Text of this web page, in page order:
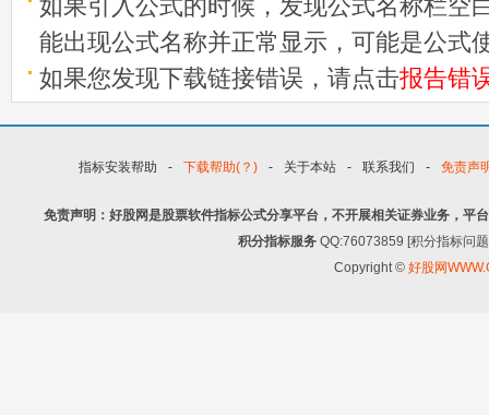
如果引入公式的时候，发现公式名称栏空
能出现公式名称并正常显示，可能是公式
如果您发现下载链接错误，请点击报告错
指标安装帮助 - 下载帮助(？) - 关于本站 - 联系我们 - 免责声
免责声明：好股网是股票软件指标公式分享平台，不开展相关证券业务，平
积分指标服务 QQ:76073859 [积分指标问
Copyright © 好股网